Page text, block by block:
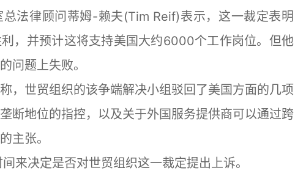
律顾问蒂姆-赖夫(Tim Reif)表示，这一裁定表明
，并预计这将支持美国大约6000个工作岗位。但他
问题上失败。
世贸组织的该争端解决小组驳回了美国方面的几项
断地位的指控，以及关于外国服务提供商可以通过跨
主张。
决定是否对世贸组织这一裁定提出上诉。